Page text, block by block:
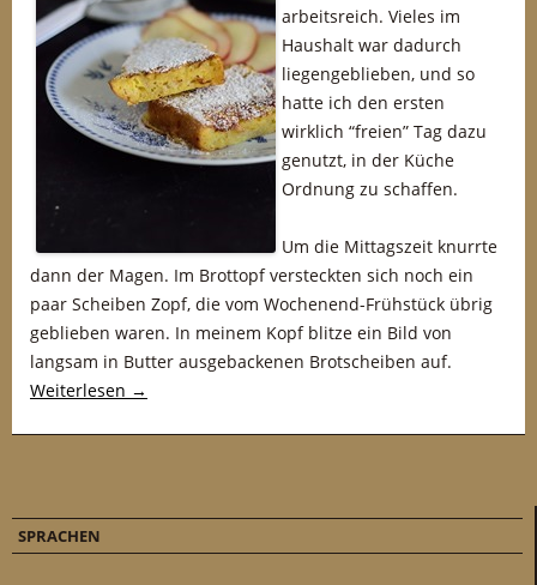
arbeitsreich. Vieles im
Haushalt war dadurch
liegengeblieben, und so
hatte ich den ersten
wirklich “freien” Tag dazu
genutzt, in der Küche
Ordnung zu schaffen.
Um die Mittagszeit knurrte
dann der Magen. Im Brottopf versteckten sich noch ein
paar Scheiben Zopf, die vom Wochenend-Frühstück übrig
geblieben waren. In meinem Kopf blitze ein Bild von
langsam in Butter ausgebackenen Brotscheiben auf.
Weiterlesen →
SPRACHEN